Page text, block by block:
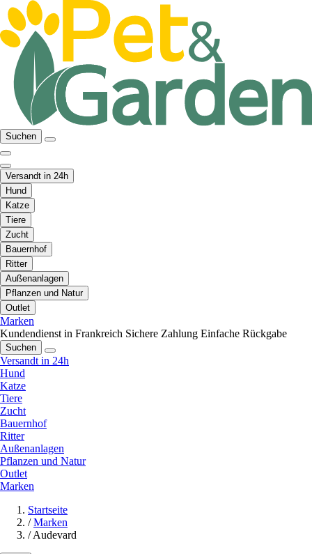
Suchen
Versandt in 24h
Hund
Katze
Tiere
Zucht
Bauernhof
Ritter
Außenanlagen
Pflanzen und Natur
Outlet
Marken
Kundendienst in Frankreich Sichere Zahlung Einfache Rückgabe
Suchen
Versandt in 24h
Hund
Katze
Tiere
Zucht
Bauernhof
Ritter
Außenanlagen
Pflanzen und Natur
Outlet
Marken
Startseite
/ Marken
/ Audevard